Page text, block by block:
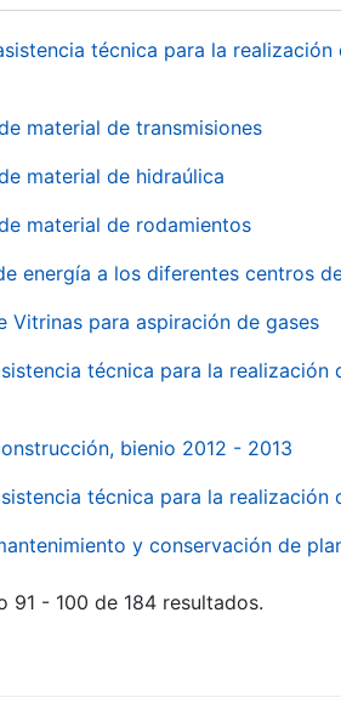
técnica para la
material de transmisiones
material de hidraúlica
material de rodamientos
energía a los diferentes centros
Vitrinas para aspiración de gases
técnica para la
bienio 2012 - 2013
técnica para la
y conservación de
91 - 100 de 184 resultados.